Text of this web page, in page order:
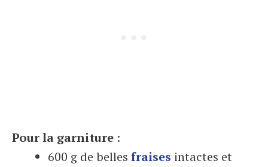
Pour la garniture :
600 g de belles fraises intactes et